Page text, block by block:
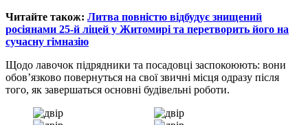
Читайте також: Литва повністю відбудує знищений
росіянами 25-й ліцей у Житомирі та перетворить його на
сучасну гімназію
Щодо лавочок підрядники та посадовці заспокоюють: вони
обов’язково повернуться на свої звичні місця одразу після
того, як завершаться основні будівельні роботи.